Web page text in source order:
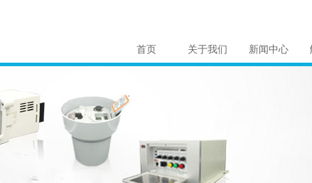
首页 关于我们 新闻中心